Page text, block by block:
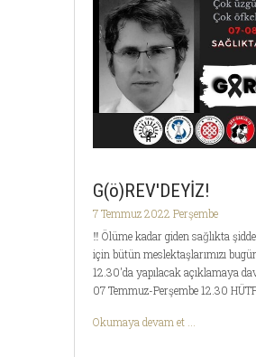
G(ö)REV'DEYİZ!
7 Temmuz 2022 Perşembe
‼️ Ölüme kadar giden sağlıkta
için bütün meslektaşlarımızı
12.30'da yapılacak açıklamaya
07 Temmuz-Perşembe 12.30
Okumaya devam et ...